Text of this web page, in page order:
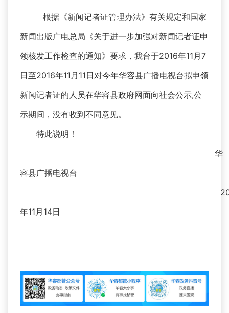
根据《新闻记者证管理办法》有关规定和国家
新闻出版广电总局《关于进一步加强对新闻记者证申
领核发工作检查的通知》要求，我台于2016年11月7
日至2016年11月11日对今年华容县广播电视台拟申领
新闻记者证的人员在华容县政府网面向社会公示,公
示期间，没有收到不同意见。
特此说明！
华
容县广播电视台
年11月14日